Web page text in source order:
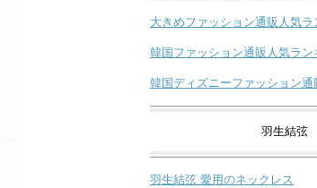
大きめファッション通販人気ラ
韓国ファッション通販人気ラン
韓国ディズニーファッション通
羽生結弦
羽生結弦 愛用のネックレス